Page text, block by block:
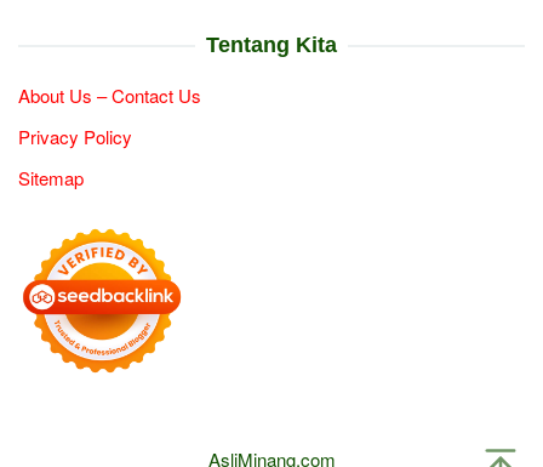
Tentang Kita
About Us – Contact Us
Privacy Policy
Sitemap
AsliMinang.com